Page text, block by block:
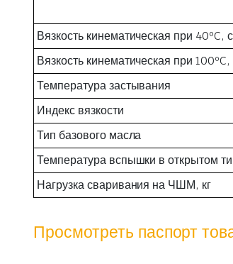
Вязкость кинематическая при 40ºC,
Вязкость кинематическая при
Температура застывания
Индекс вязкости
Тип базового масла
Температура вспышки в открытом
Нагрузка сваривания на ЧШМ, кг
Просмотреть паспорт